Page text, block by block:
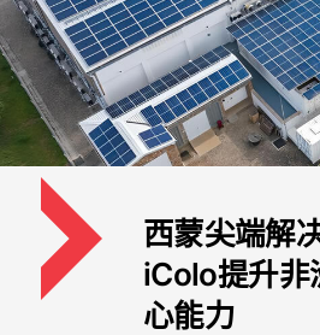
西蒙尖端解
iColo提升非
心能力